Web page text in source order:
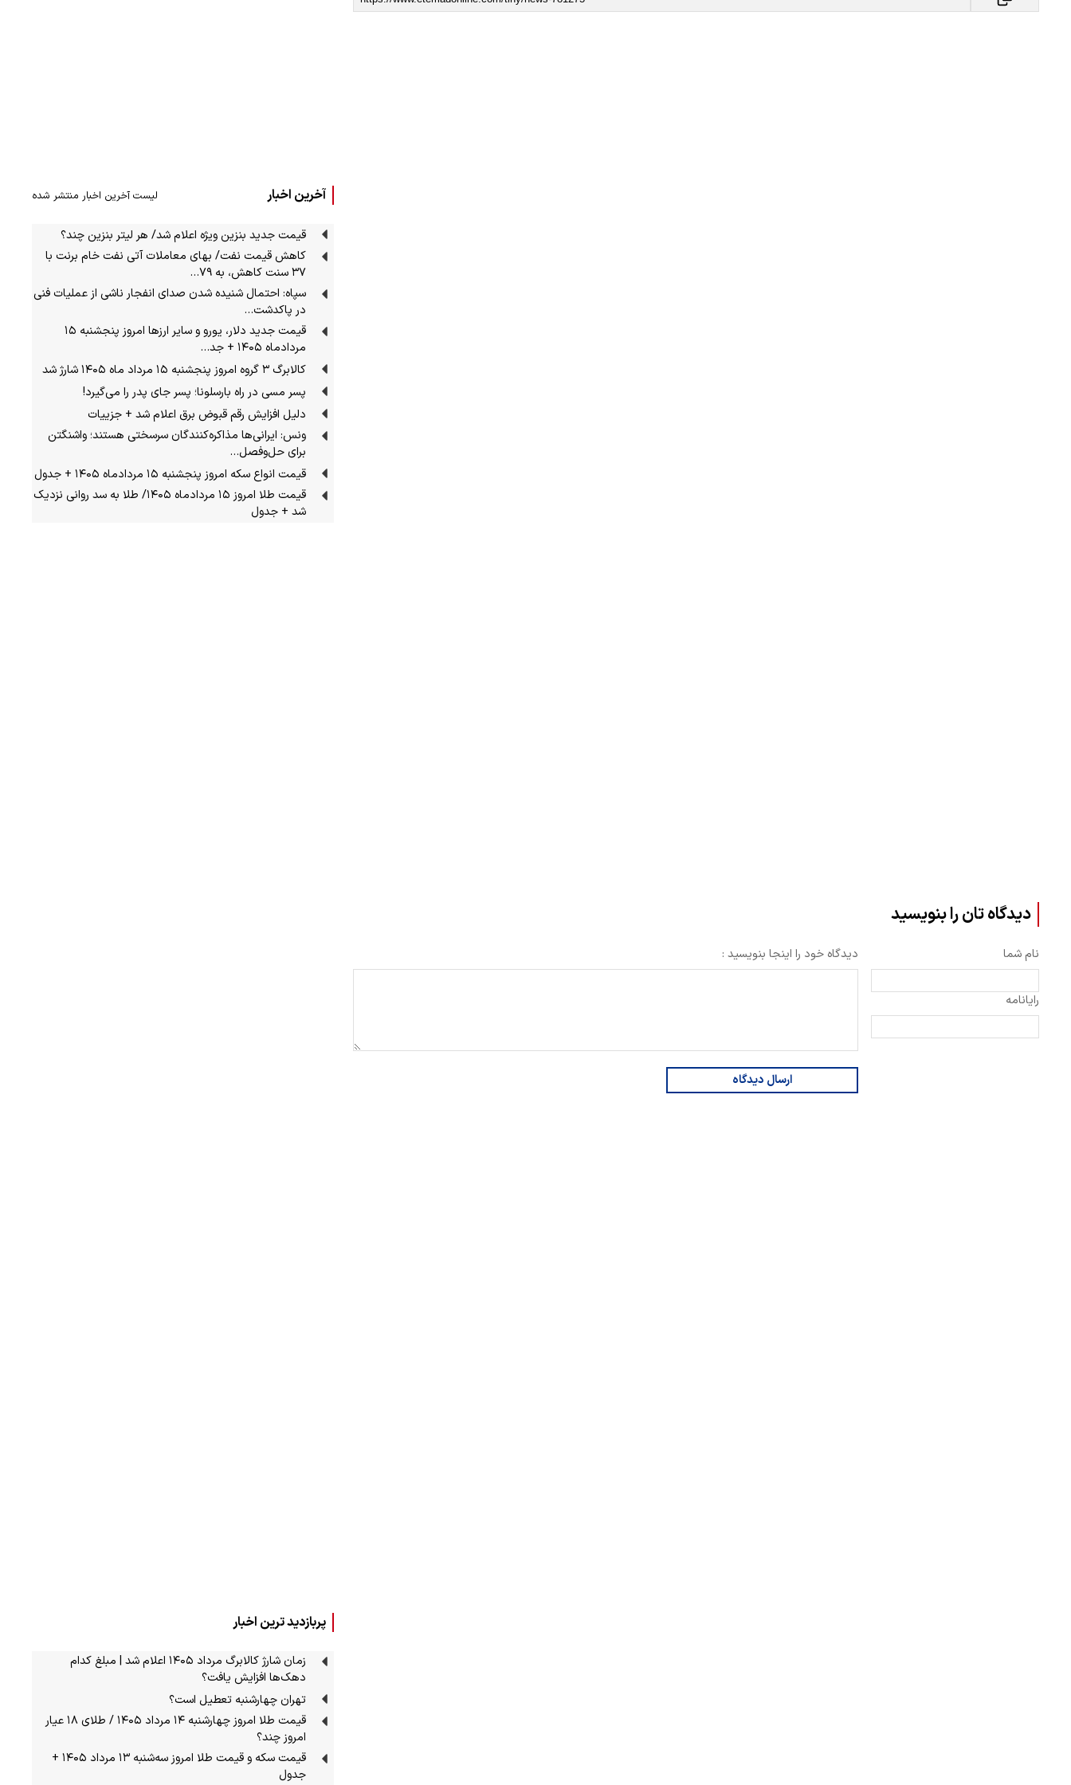
دیدگاه تان را بنویسید
نام شما
رایانامه
دیدگاه خود را اینجا بنویسید :
ارسال دیدگاه
آخرین اخبار لیست آخرین اخبار منتشر شده
قیمت جدید بنزین ویژه اعلام شد/ هر لیتر بنزین چند؟
کاهش قیمت نفت/ بهای معاملات آتی نفت خام برنت با
۳۷ سنت کاهش، به ۷۹…
سپاه: احتمال شنیده شدن صدای انفجار ناشی از عملیات فنی
در پاکدشت…
قیمت جدید دلار، یورو و سایر ارزها امروز پنجشنبه ۱۵
مردادماه ۱۴۰۵ + جد…
کالابرگ ۳ گروه امروز پنجشنبه ۱۵ مرداد ماه ۱۴۰۵ شارژ شد
پسر مسی در راه بارسلونا؛ پسر جای پدر را می‌گیرد!
دلیل افزایش رقم قبوض برق اعلام شد + جزییات
ونس: ایرانی‌ها مذاکره‌کنندگان سرسختی هستند؛ واشنگتن
برای حل‌وفصل…
قیمت انواع سکه امروز پنجشنبه ۱۵ مردادماه ۱۴۰۵ + جدول
قیمت طلا امروز ۱۵ مردادماه ۱۴۰۵/ طلا به سد روانی نزدیک
شد + جدول
پربازدید ترین اخبار
زمان شارژ کالابرگ مرداد ۱۴۰۵ اعلام شد | مبلغ کدام
دهک‌ها افزایش یافت؟
تهران چهارشنبه تعطیل است؟
قیمت طلا امروز چهارشنبه ۱۴ مرداد ۱۴۰۵ / طلای ۱۸ عیار
امروز چند؟
قیمت سکه و قیمت طلا امروز سه‌شنبه ۱۳ مرداد ۱۴۰۵ +
جدول